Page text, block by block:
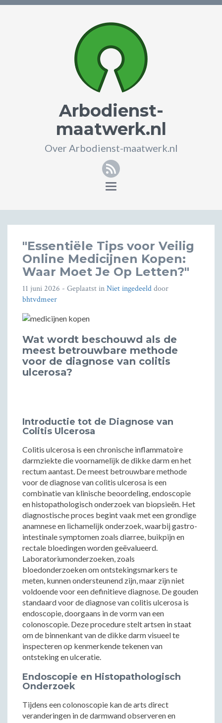
Arbodienst-
maatwerk.nl
Over Arbodienst-maatwerk.nl
RSS
Toggle
"Essentiële Tips voor Veilig
Online Medicijnen Kopen:
Waar Moet Je Op Letten?"
11 juni 2026 - Geplaatst inNiet ingedeelddoor
bhtvdmeer
Wat wordt beschouwd als de
meest betrouwbare methode
voor de diagnose van colitis
ulcerosa?
Introductie tot de Diagnose van
Colitis Ulcerosa
Colitis ulcerosa is een chronische inflammatoire
darmziekte die voornamelijk de dikke darm en het
rectum aantast. De meest betrouwbare methode
voor de diagnose van colitis ulcerosa is een
combinatie van klinische beoordeling, endoscopie
en histopathologisch onderzoek van biopsieën. Het
diagnostische proces begint vaak met een grondige
anamnese en lichamelijk onderzoek, waarbij gastro-
intestinale symptomen zoals diarree, buikpijn en
rectale bloedingen worden geëvalueerd.
Laboratoriumonderzoeken, zoals
bloedonderzoeken om ontstekingsmarkers te
meten, kunnen ondersteunend zijn, maar zijn niet
voldoende voor een definitieve diagnose. De gouden
standaard voor de diagnose van colitis ulcerosa is
endoscopie, doorgaans in de vorm van een
colonoscopie. Deze procedure stelt artsen in staat
om de binnenkant van de dikke darm visueel te
inspecteren op kenmerkende tekenen van
ontsteking en ulceratie.
Endoscopie en Histopathologisch
Onderzoek
Tijdens een colonoscopie kan de arts direct
veranderingen in de darmwand observeren en